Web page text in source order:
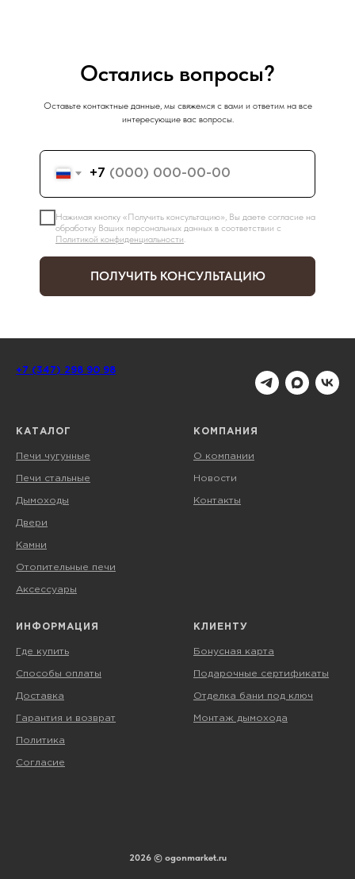
Остались вопросы?
Оставьте контактные данные, мы свяжемся с вами и ответим на все
интересующие вас вопросы.
+7
Нажимая кнопку «Получить консультацию», Вы даете согласие на
обработку Ваших персональных данных в соответствии с
Политикой конфиденциальности.
ПОЛУЧИТЬ КОНСУЛЬТАЦИЮ
+7 (347) 298 90 98
КАТАЛОГ
Печи чугунные
Печи стальные
Дымоходы
Двери
Камни
Отопительные печи
Аксессуары
КОМПАНИЯ
О компании
Новости
Контакты
ИНФОРМАЦИЯ
Где купить
Способы оплаты
Доставка
Гарантия и возврат
Политика
Согласие
КЛИЕНТУ
Бонусная карта
Подарочные сертификаты
Отделка бани под ключ
Монтаж дымохода
2026 © ogonmarket.ru